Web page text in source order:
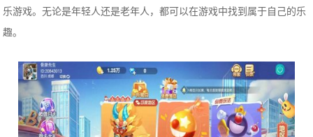
乐游戏。无论是年轻人还是老年人，都可以在游戏中找到属于自己的乐
趣。